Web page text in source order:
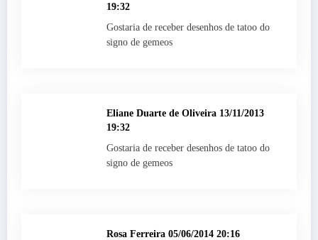
19:32
Gostaria de receber desenhos de tatoo do
signo de gemeos
Eliane Duarte de Oliveira 13/11/2013
19:32
Gostaria de receber desenhos de tatoo do
signo de gemeos
Rosa Ferreira 05/06/2014 20:16